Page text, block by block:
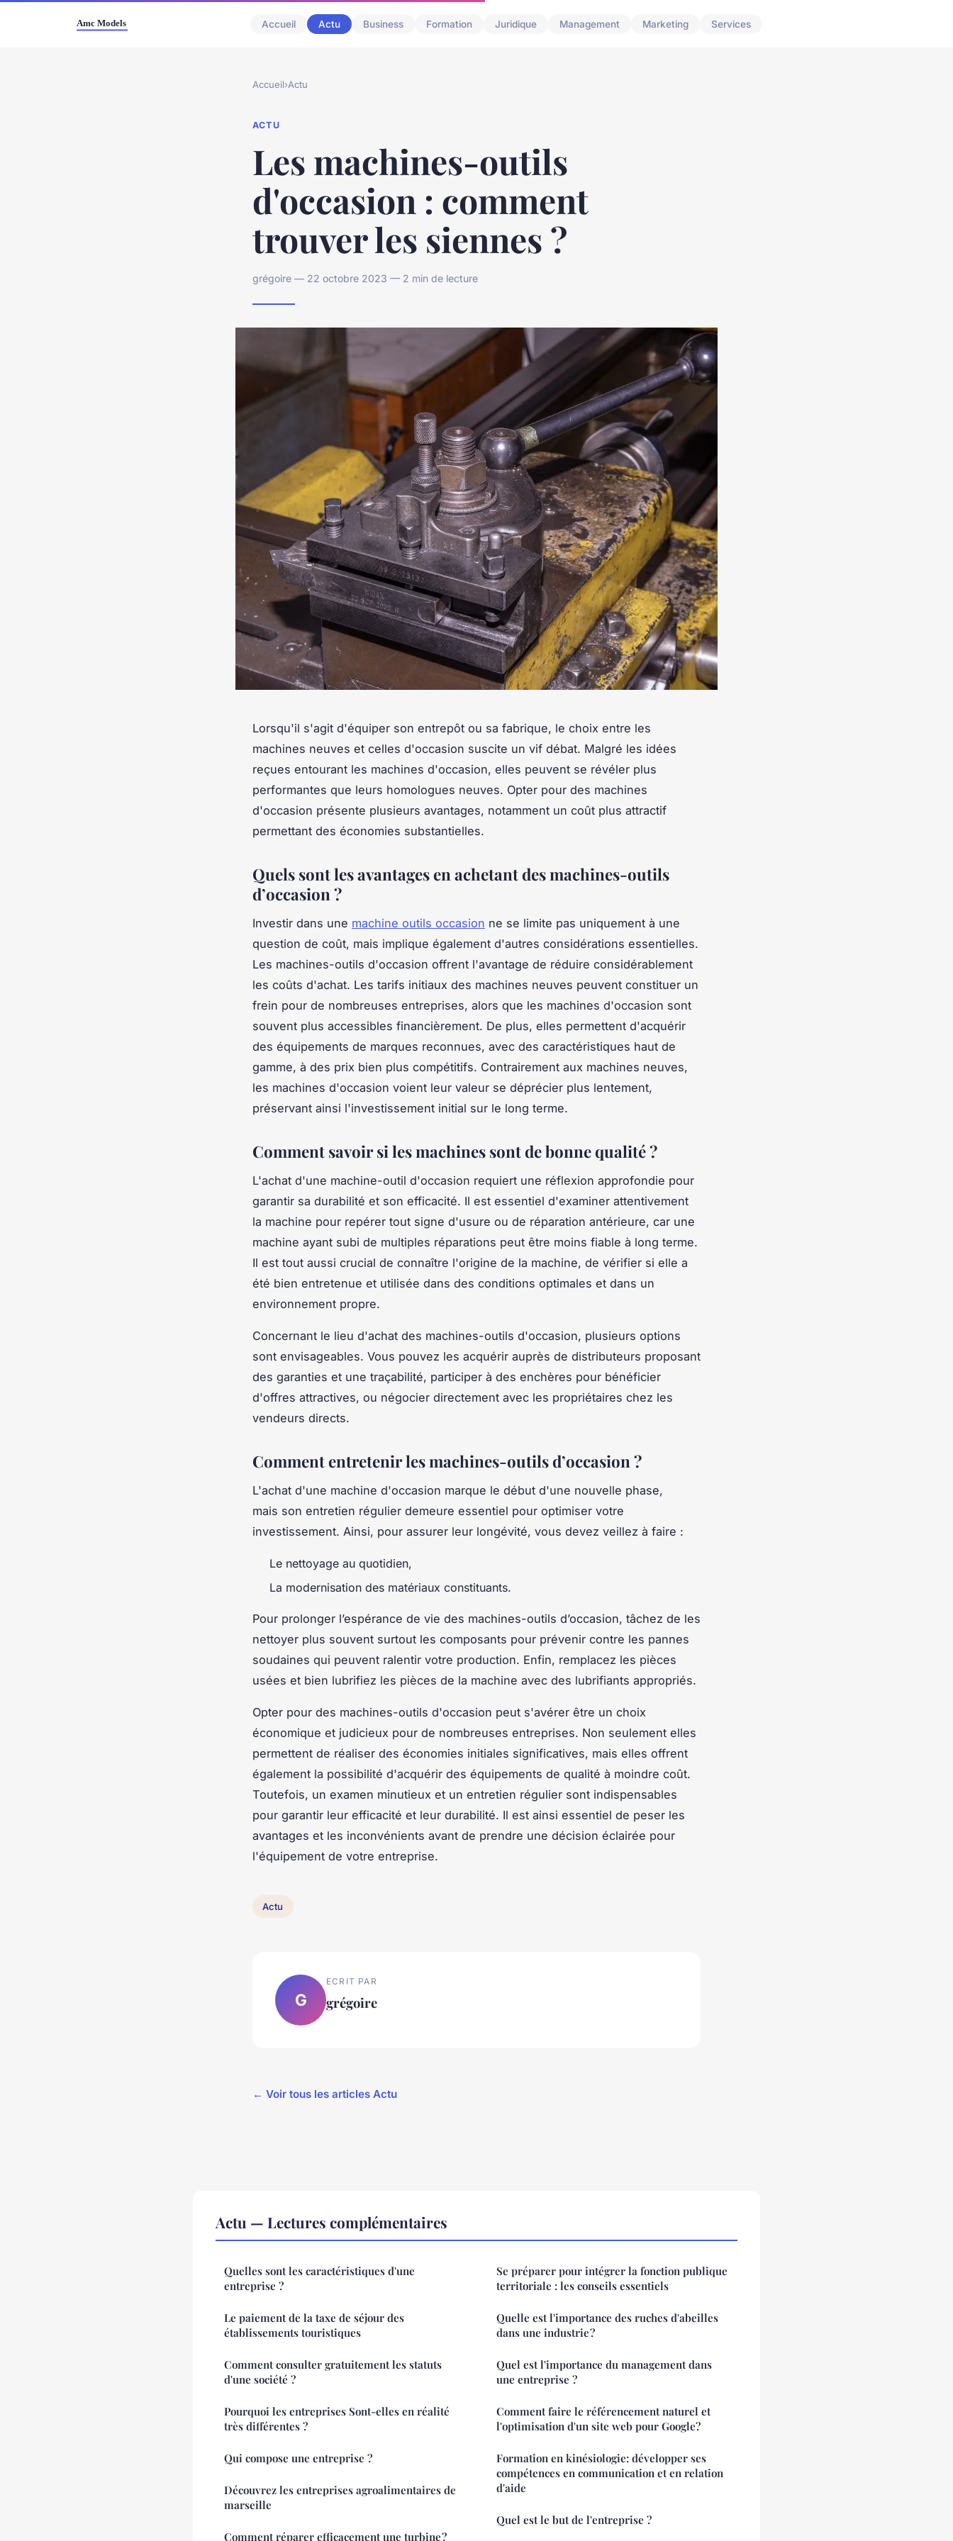
Accueil Actu Business Formation Juridique Management Marketing Services
Accueil›Actu
ACTU
Les machines-outils
d'occasion : comment
trouver les siennes ?
grégoire — 22 octobre 2023 — 2 min de lecture
Lorsqu'il s'agit d'équiper son entrepôt ou sa fabrique, le choix entre les
machines neuves et celles d'occasion suscite un vif débat. Malgré les idées
reçues entourant les machines d'occasion, elles peuvent se révéler plus
performantes que leurs homologues neuves. Opter pour des machines
d'occasion présente plusieurs avantages, notamment un coût plus attractif
permettant des économies substantielles.
Quels sont les avantages en achetant des machines-outils
d’occasion ?
Investir dans une machine outils occasion ne se limite pas uniquement à une
question de coût, mais implique également d'autres considérations essentielles.
Les machines-outils d'occasion offrent l'avantage de réduire considérablement
les coûts d'achat. Les tarifs initiaux des machines neuves peuvent constituer un
frein pour de nombreuses entreprises, alors que les machines d'occasion sont
souvent plus accessibles financièrement. De plus, elles permettent d'acquérir
des équipements de marques reconnues, avec des caractéristiques haut de
gamme, à des prix bien plus compétitifs. Contrairement aux machines neuves,
les machines d'occasion voient leur valeur se déprécier plus lentement,
préservant ainsi l'investissement initial sur le long terme.
Comment savoir si les machines sont de bonne qualité ?
L'achat d'une machine-outil d'occasion requiert une réflexion approfondie pour
garantir sa durabilité et son efficacité. Il est essentiel d'examiner attentivement
la machine pour repérer tout signe d'usure ou de réparation antérieure, car une
machine ayant subi de multiples réparations peut être moins fiable à long terme.
Il est tout aussi crucial de connaître l'origine de la machine, de vérifier si elle a
été bien entretenue et utilisée dans des conditions optimales et dans un
environnement propre.
Concernant le lieu d'achat des machines-outils d'occasion, plusieurs options
sont envisageables. Vous pouvez les acquérir auprès de distributeurs proposant
des garanties et une traçabilité, participer à des enchères pour bénéficier
d'offres attractives, ou négocier directement avec les propriétaires chez les
vendeurs directs.
Comment entretenir les machines-outils d’occasion ?
L'achat d'une machine d'occasion marque le début d'une nouvelle phase,
mais son entretien régulier demeure essentiel pour optimiser votre
investissement. Ainsi, pour assurer leur longévité, vous devez veillez à faire :
Le nettoyage au quotidien,
La modernisation des matériaux constituants.
Pour prolonger l’espérance de vie des machines-outils d’occasion, tâchez de les
nettoyer plus souvent surtout les composants pour prévenir contre les pannes
soudaines qui peuvent ralentir votre production. Enfin, remplacez les pièces
usées et bien lubrifiez les pièces de la machine avec des lubrifiants appropriés.
Opter pour des machines-outils d'occasion peut s'avérer être un choix
économique et judicieux pour de nombreuses entreprises. Non seulement elles
permettent de réaliser des économies initiales significatives, mais elles offrent
également la possibilité d'acquérir des équipements de qualité à moindre coût.
Toutefois, un examen minutieux et un entretien régulier sont indispensables
pour garantir leur efficacité et leur durabilité. Il est ainsi essentiel de peser les
avantages et les inconvénients avant de prendre une décision éclairée pour
l'équipement de votre entreprise.
Actu
G
ECRIT PAR
grégoire
← Voir tous les articles Actu
Actu — Lectures complémentaires
Quelles sont les caractéristiques d'une
entreprise ?
Le paiement de la taxe de séjour des
établissements touristiques
Comment consulter gratuitement les statuts
d'une société ?
Pourquoi les entreprises Sont-elles en réalité
très différentes ?
Qui compose une entreprise ?
Découvrez les entreprises agroalimentaires de
marseille
Comment réparer efficacement une turbine ?
Se préparer pour intégrer la fonction publique
territoriale : les conseils essentiels
Quelle est l'importance des ruches d'abeilles
dans une industrie ?
Quel est l'importance du management dans
une entreprise ?
Comment faire le référencement naturel et
l'optimisation d'un site web pour Google?
Formation en kinésiologie: développer ses
compétences en communication et en relation
d'aide
Quel est le but de l'entreprise ?